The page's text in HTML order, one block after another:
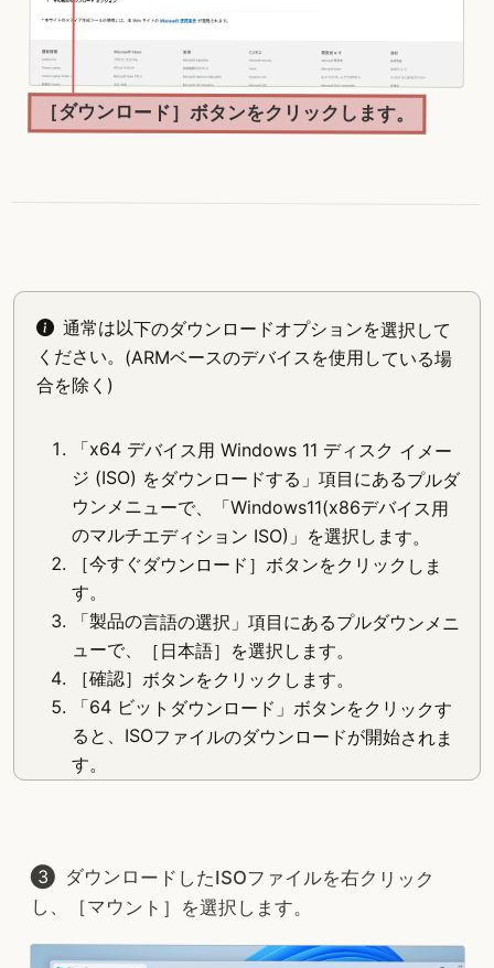
［ダウンロード］ボタンをクリックします。
通常は以下のダウンロードオプションを選択して
ください。(ARMベースのデバイスを使用している場
合を除く)
「x64 デバイス用 Windows 11 ディスク イメー
ジ (ISO) をダウンロードする」項目にあるプルダ
ウンメニューで、「Windows11(x86デバイス用
のマルチエディション ISO)」を選択します。
［今すぐダウンロード］ボタンをクリックしま
す。
「製品の言語の選択」項目にあるプルダウンメニ
ューで、［日本語］を選択します。
［確認］ボタンをクリックします。
「64 ビットダウンロード」ボタンをクリックす
ると、ISOファイルのダウンロードが開始されま
す。
ダウンロードしたISOファイルを右クリック
し、［マウント］を選択します。